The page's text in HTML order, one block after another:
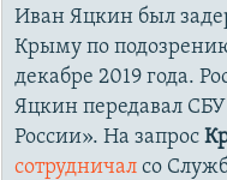
Иван Яцкин был
Крыму по
декабре 2019 года.
Яцкин передавал
России». На запрос
сотрудничалсо